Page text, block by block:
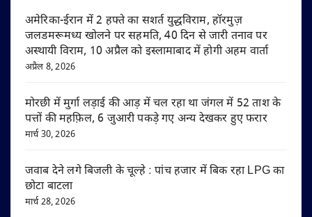
अमेरिका-ईरान में 2 हफ्ते का सशर्त युद्धविराम, हॉरमुज़
जलडमरूमध्य खोलने पर सहमति, 40 दिन से जारी तनाव पर
अस्थायी विराम, 10 अप्रैल को इस्लामाबाद में होगी अहम वार्ता
अप्रैल 8, 2026
मोरछी में मुर्गा लड़ाई की आड़ में चल रहा था जंगल में 52 ताश के
पत्तों की महफ़िल, 6 जुआरी पकड़े गए अन्य देखकर हुए फरार
मार्च 30, 2026
जवाब देने लगे बिजली के चूल्हे : पांच हजार में बिक रहा LPG का
छोटा बाटला
मार्च 28, 2026